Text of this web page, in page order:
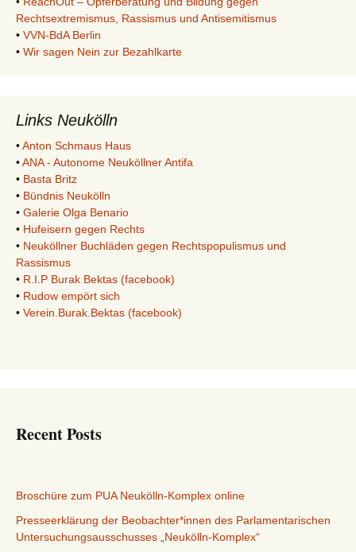
Rechtsextremismus, Rassismus und Antisemitismus
• VVN-BdA Berlin
• Wir sagen Nein zur Bezahlkarte
Links Neukölln
•Anton Schmaus Haus
•ANA - Autonome Neuköllner Antifa
• Basta Britz
• Bündnis Neukölln
• Galerie Olga Benario
• Hufeisern gegen Rechts
• Neuköllner Buchläden gegen Rechtspopulismus und
Rassismus
• R.I.P Burak Bektas (facebook)
• Rudow empört sich
• Verein.Burak.Bektas (facebook)
Recent Posts
Broschüre zum PUA Neukölln-Komplex online
Presseerklärung der Beobachter*innen des Parlamentarischen
Untersuchungsausschusses „Neukölln-Komplex“